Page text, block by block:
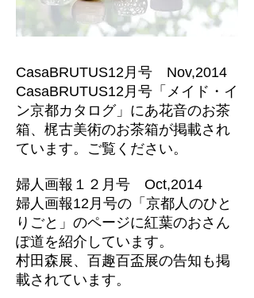
CasaBRUTUS12月号 Nov,2014
CasaBRUTUS12月号「メイド・イ
ン京都カタログ」にあ花音のお茶
箱、梶古美術のお茶箱が掲載され
ています。ご覧ください。
婦人画報１２月号 Oct,2014
婦人画報12月号の「京都人のひと
りごと」のページに紅葉のおさん
ぽ道を紹介しています。
村田森展、百趣百盃展の告知も掲
載されています。